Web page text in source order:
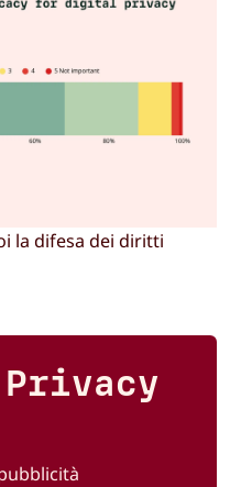
la difesa dei diritti
Privacy